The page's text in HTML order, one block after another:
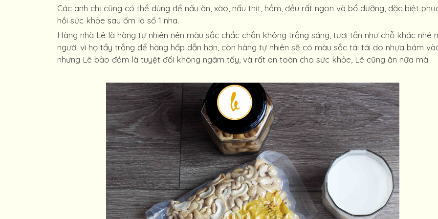
Các anh chị cũng có thể dùng để nấu ăn, xào, nấu thịt, hầm, đều rất ngon và bổ dưỡng, đặc biệt
hồi sức khỏe sau ốm là số 1 nha.
Hàng nhà Lê là hàng tự nhiên nên màu sắc chắc chắn không trắng sáng, tươi tắn như chỗ khác nhé
người vì họ tẩy trắng để hàng hấp dẫn hơn, còn hàng tự nhiên sẽ có màu sắc tái tái do nhựa bám
nhưng Lê bảo đảm là tuyệt đối không ngâm tẩy, và rất an toàn cho sức khỏe, Lê cũng ăn nữa mà.